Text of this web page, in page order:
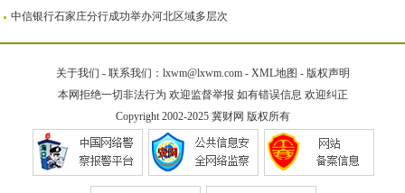
中信银行石家庄分行成功举办河北区域多层次
关于我们 - 联系我们：lxwm@lxwm.com - XML地图 - 版权声明
本网拒绝一切非法行为 欢迎监督举报 如有错误信息 欢迎纠正
Copyright 2002-2025 冀财网 版权所有